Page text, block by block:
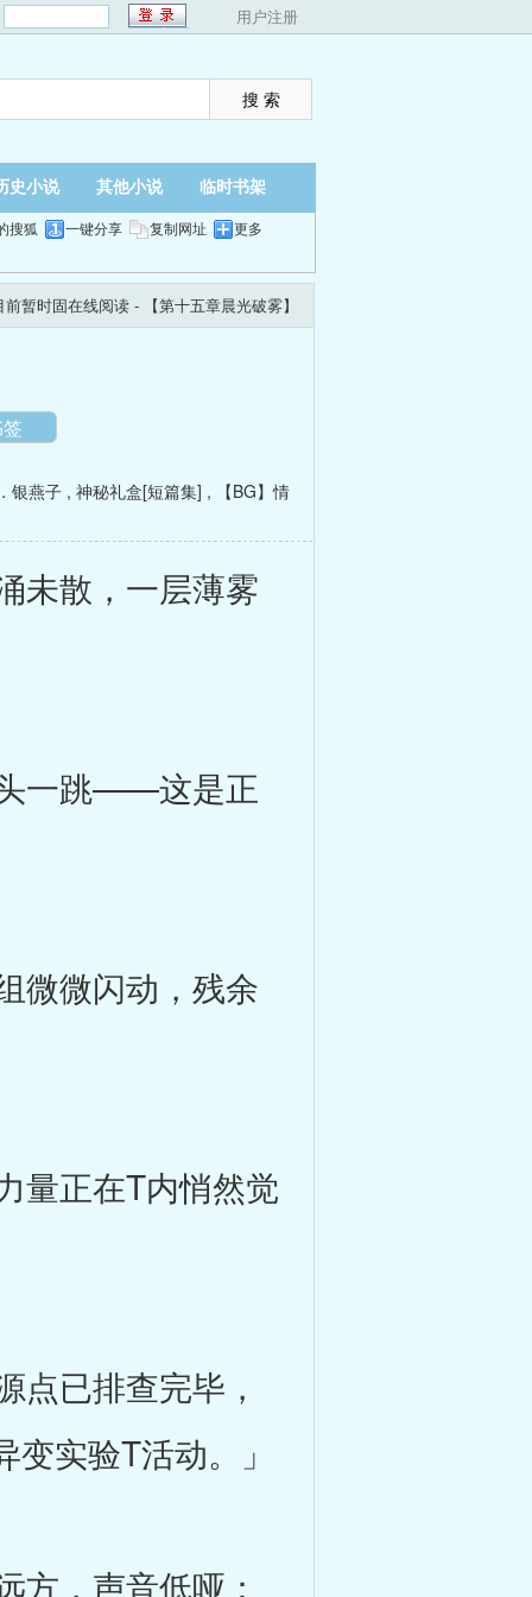
用户注册
史小说 其他小说 临时书架
搜狐 一键分享 复制网址 更多
暂时固在线阅读 - 【第十五章晨光破雾】
银燕子 , 神秘礼盒[短篇集] ,
【BG】情
未散，一层薄雾
一跳——这是正
微微闪动，残余
量正在T内悄然觉
已排查完毕，
实验T活动。」
，声音低哑：